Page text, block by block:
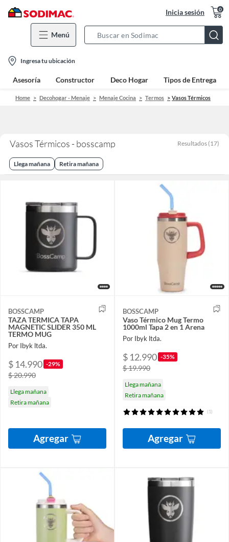
Inicia sesión 0
Menú
Bar
location-
icon
Ingresa tu ubicación
Asesoría Constructor Deco Hogar Tipos de Entrega
Home Decohogar - Menaje Menaje Cocina Termos Vasos Térmicos
Vasos Térmicos - bosscamp Resultados (17)
Llega mañana Retira mañana
BOSSCAMP
TAZA TERMICA TAPA
MAGNETIC SLIDER 350 ML
TERMO MUG
Por Ibyk ltda.
$ 14.990 -29%
$ 20.990
Llega mañana
Retira mañana
Agregar
BOSSCAMP
Vaso Térmico Mug Termo
1000ml Tapa 2 en 1 Arena
Por Ibyk ltda.
$ 12.990 -35%
$ 19.990
Llega mañana
Retira mañana
(1)
Agregar